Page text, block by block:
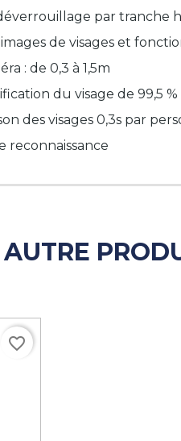
par tranche
de visages et
: de 0,3 à 1,5m
du visage de 99,5 %
des visages 0,3s par
reconnaissance
AUTRE
favorite_border